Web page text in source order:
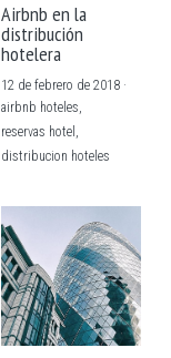
Airbnb en la
distribución
hotelera
12 de febrero de 2018·
airbnb hoteles,
reservas hotel,
distribucion hoteles